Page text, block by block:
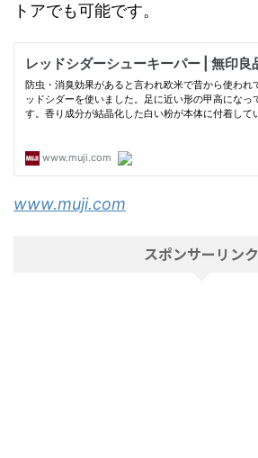
トアでも可能です。
www.muji.com
スポンサーリンク